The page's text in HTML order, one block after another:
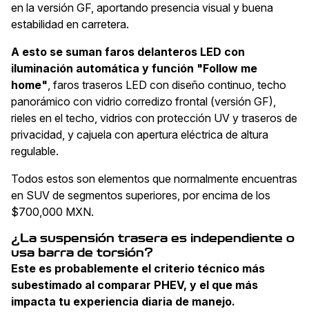
en la versión GF, aportando presencia visual y buena
estabilidad en carretera.
A esto se suman faros delanteros LED con
iluminación automática y función "Follow me
home", faros traseros LED con diseño continuo, techo
panorámico con vidrio corredizo frontal (versión GF),
rieles en el techo, vidrios con protección UV y traseros de
privacidad, y cajuela con apertura eléctrica de altura
regulable.
Todos estos son elementos que normalmente encuentras
en SUV de segmentos superiores, por encima de los
$700,000 MXN.
¿La suspensión trasera es independiente o
usa barra de torsión?
Este es probablemente el criterio técnico más
subestimado al comparar PHEV, y el que más
impacta tu experiencia diaria de manejo.